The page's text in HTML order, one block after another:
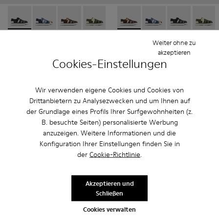
Cookies-Einstellungen
Wir verwenden eigene Cookies und Cookies von
Drittanbietern zu Analysezwecken und um Ihnen auf
der Grundlage eines Profils Ihrer Surfgewohnheiten (z.
B. besuchte Seiten) personalisierte Werbung
anzuzeigen. Weitere Informationen und die
Konfiguration Ihrer Einstellungen finden Sie in
der Cookie-Richtlinie.
Cookies verwalten
Weiter ohne zu
akzeptieren
Akzeptieren und
Schließen
Oruga - K800242-033 - Schwarze geschlossene Sandalen
Oruga - K800242-035 - Blaue geschlossene
Oruga - K800242-034 - Braune
Oruga - K800242-030 - Mehrfarbiger
Oruga - K800242-029 - Blaue
Oruga - K800242-028 -
Oruga -Oruga -
-40%
Endpreis je nach Größe
Hinzufügen
Oruga - K800242-034 -
Oruga - K800242-
Oruga -Oruga
CHF 48 - CHF 51
CHF 80 - CHF 85 -40%
Endpreis je nach Größe
Hinzufügen